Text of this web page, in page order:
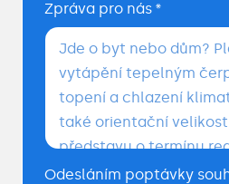
Zpráva pro nás *
Odesláním poptávky